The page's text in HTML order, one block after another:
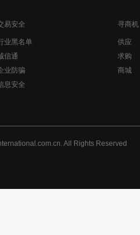
易安全
业黑名单
信通
业防骗
息安全
寻商机
供应
求购
商城
All Rights Reserved